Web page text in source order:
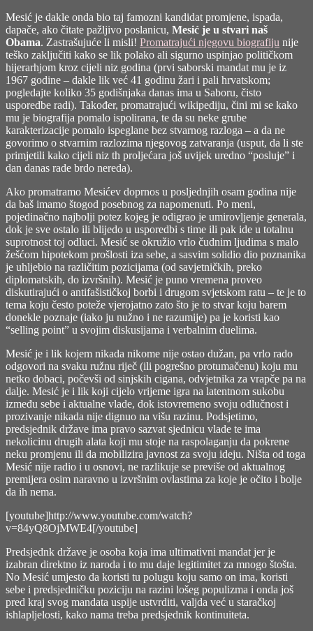
Mesić je dakle onda bio taj famozni kandidat promjene, ispada,
dapače, ako čitate pažljivo poslanicu, Mesić je u stvari naš
Obama. Zastrašujuće li misli! Promatrajući njegovu biografiju nije
teško zaključiti kako se lik polako ali sigurno uspinjao političkom
hijerarhjom kroz cijeli niz godina (prvi saborski mandat mu je iz
1967 godine – dakle lik već 41 godinu žari i pali hrvatskom;
pogledajte koliko 35 godišnjaka danas ima u Saboru, čisto
usporedbe radi). Također, promatrajući wikipediju, čini mi se kako
mu je biografija pomalo ispolirana, te da su neke grube
karakterizacije pomalo ispeglane bez stvarnog razloga – a da ne
govorimo o stvarnim razlozima njegovog zatvaranja (usput, da li ste
primjetili kako cijeli niz th proljećara još uvijek uredno “posluje” i
dan danas rade brdo nereda).
Ako promatramo Mesićev doprnos u posljednjih osam godina nije
da baš imamo štogod posebnog za napomenuti. Po meni,
pojedinačno najbolji potez kojeg je odigrao je umirovljenje generala,
dok je sve ostalo ili blijedo u usporedbi s time ili pak ide u totalnu
suprotnost toj odluci. Mesić se okružio vrlo čudnim ljudima s malo
žešćom hipotekom prošlosti iza sebe, a sasvim solidio dio poznanika
je uhljebio na različitim pozicijama (od savjetničkih, preko
diplomatskih, do izvršnih). Mesić je puno vremena proveo
diskutirajući o antifašističkoj borbi i drugom svjetskom ratu – te je to
tema koju često poteže vjerojatno zato što je to stvar koju barem
donekle poznaje (iako ju nužno i ne razumije) pa je koristi kao
“selling point” u svojim diskusijama i verbalnim duelima.
Mesić je i lik kojem nikada nikome nije ostao dužan, pa vrlo rado
odgovori na svaku ružnu riječ (ili pogrešno protumačenu) koju mu
netko dobaci, počevši od sinjskih cigana, odvjetnika za vrapče pa na
dalje. Mesić je i lik koji cijelo vrijeme igra na latentnom sukobu
između sebe i aktualne vlade, dok istovremeno svoju odlučnost i
prozivanje nikada nije dignuo na višu razinu. Podsjetimo,
predsjednik države ima pravo sazvat sjednicu vlade te ima
nekolicinu drugih alata koji mu stoje na raspolaganju da pokrene
neku promjenu ili da mobilizira javnost za svoju ideju. Ništa od toga
Mesić nije radio i u osnovi, ne razlikuje se previše od aktualnog
premijera osim naravno u izvršnim ovlastima za koje je očito i bolje
da ih nema.
[youtube]http://www.youtube.com/watch?
v=84yQ8OjMWE4[/youtube]
Predsjednk države je osoba koja ima ultimativni mandat jer je
izabran direktno iz naroda i to mu daje legitimitet za mnogo štošta.
No Mesić umjesto da koristi tu polugu koju samo on ima, koristi
sebe i predsjedničku poziciju na razini lošeg populizma i onda još
pred kraj svog mandata uspije ustvrditi, valjda već u staračkoj
ishlapljelosti, kako nama treba predsjednik kontinuiteta.